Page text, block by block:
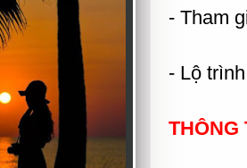
- Tham
- Lộ
THÔNG